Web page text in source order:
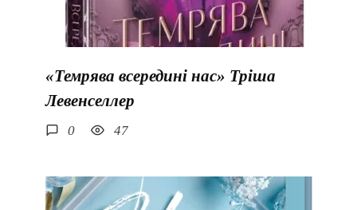
«Темрява всередині нас» Тріша
Левенселлер
0 47